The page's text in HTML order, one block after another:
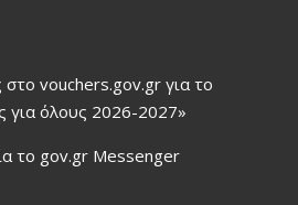
στο vouchers.gov.gr για το
για όλους 2026-2027»
το gov.gr Μessenger